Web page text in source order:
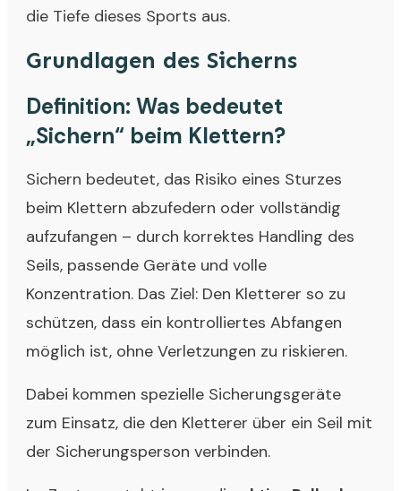
die Tiefe dieses Sports aus.
Grundlagen des Sicherns
Definition: Was bedeutet
„Sichern“ beim Klettern?
Sichern bedeutet, das Risiko eines Sturzes
beim Klettern abzufedern oder vollständig
aufzufangen – durch korrektes Handling des
Seils, passende Geräte und volle
Konzentration. Das Ziel: Den Kletterer so zu
schützen, dass ein kontrolliertes Abfangen
möglich ist, ohne Verletzungen zu riskieren.
Dabei kommen spezielle Sicherungsgeräte
zum Einsatz, die den Kletterer über ein Seil mit
der Sicherungsperson verbinden.